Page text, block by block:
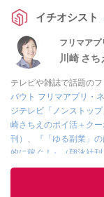
イチオシスト
フリマア
川崎 さち
テレビや雑誌で話題の
バウト フリマアプリ・
ジテレビ「ノンストップ
崎さちえのポイ活＋ク
刊） 、
『「ゆる副業」
的に稼ぐ！』（翔泳社刊
ぜ日記」。
■経歴：2003年、夫が